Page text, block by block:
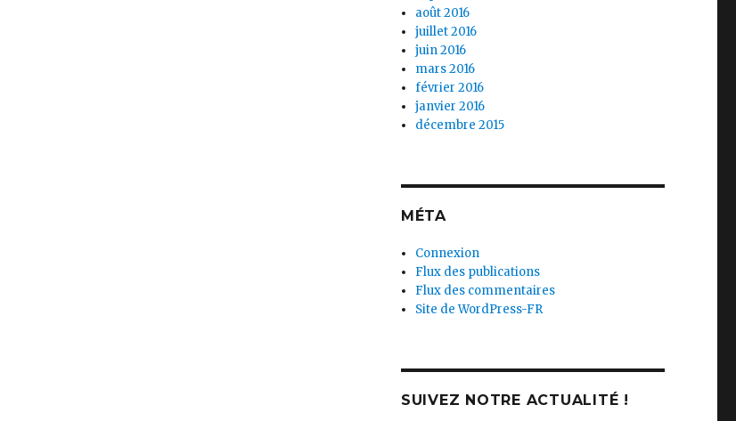
août 2016
juillet 2016
juin 2016
mars 2016
février 2016
janvier 2016
décembre 2015
MÉTA
Connexion
Flux des publications
Flux des commentaires
Site de WordPress-FR
SUIVEZ NOTRE ACTUALITÉ !